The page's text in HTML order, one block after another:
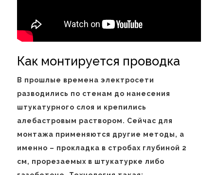
Как монтируется проводка
В прошлые времена электросети
разводились по стенам до нанесения
штукатурного слоя и крепились
алебастровым раствором. Сейчас для
монтажа применяются другие методы, а
именно – прокладка в стробах глубиной 2
см, прорезаемых в штукатурке либо